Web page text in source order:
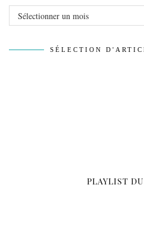
SÉLECTION
PLAYLIST